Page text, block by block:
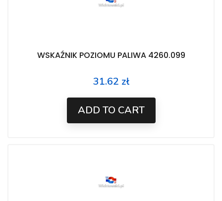
WSKAŹNIK POZIOMU PALIWA 4260.099
Price
31.62 zł
ADD TO CART